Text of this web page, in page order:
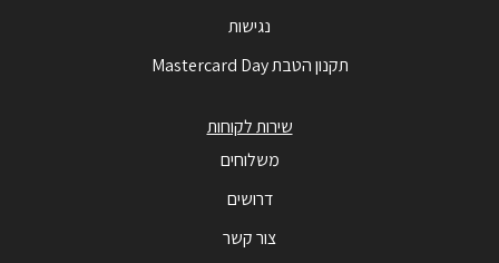
נגישות
תקנון הטבת Mastercard Day
שירות לקוחות
משלוחים
דרושים
צור קשר